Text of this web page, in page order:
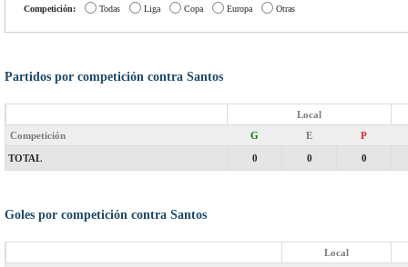
Competición: Todas Liga Copa Europa Otras
Partidos por competición contra Santos
Local
Competición
G E P
TOTAL 0 0 0
Goles por competición contra Santos
Local